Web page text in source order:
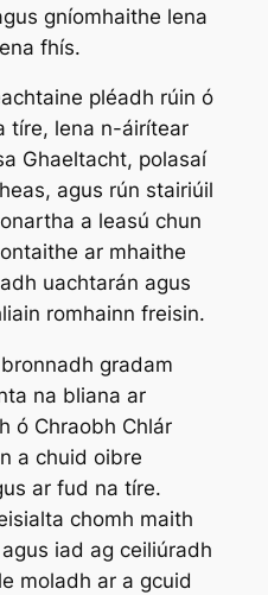
gníomhaithe lena
fhís.
pléadh rúin ó
tíre, lena n-áirítear
Ghaeltacht, polasaí
agus rún stairiúil
a leasú chun
ar mhaithe
uachtarán agus
romhainn freisin.
gradam
na bliana ar
ó Chraobh Chlár
a chuid oibre
ar fud na tíre.
chomh maith
iad ag ceiliúradh
moladh ar a gcuid